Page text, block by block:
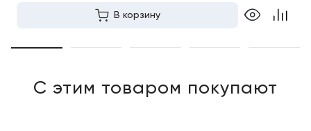
В корзину
С этим товаром покупают